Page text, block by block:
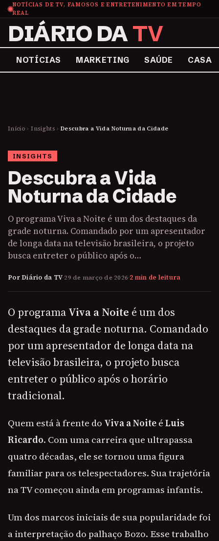
NOTÍCIAS DE TV, FAMOSOS E ENTRETENIMENTO EM TEMPO
REAL
DIÁRIO DATV
NOTÍCIAS MARKETING SAÚDE CASA
Início › Insights › Descubra a Vida Noturna da Cidade
INSIGHTS
Descubra a Vida
Noturna da Cidade
O programa Viva a Noite é um dos destaques da
grade noturna. Comandado por um apresentador
de longa data na televisão brasileira, o projeto
busca entreter o público após o…
Por Diário da TV·29 de março de 2026·2 min de leitura
O programa Viva a Noite é um dos
destaques da grade noturna. Comandado
por um apresentador de longa data na
televisão brasileira, o projeto busca
entreter o público após o horário
tradicional.
Quem está à frente do Viva a NoiteéLuis
Ricardo. Com uma carreira que ultrapassa
quatro décadas, ele se tornou uma figura
familiar para os telespectadores. Sua trajetória
na TV começou ainda em programas infantis.
Um dos marcos iniciais de sua popularidade foi
a interpretação do palhaço Bozo. Esse trabalho